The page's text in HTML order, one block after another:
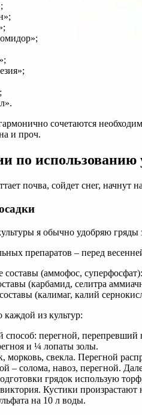
сочетаются
и проч.
по использованию
почва, сойдет снег,
я обычно удобряю гряды
препаратов – перед
(аммофос,
(карбамид, селитра
(калимаг, калий
из культур:
перегной, перепревший
и ¼ лопаты золы.
морковь, свекла. Перегной
– солома, навоз, перегной.
грядок использую
Кустики
на 10 л воды.